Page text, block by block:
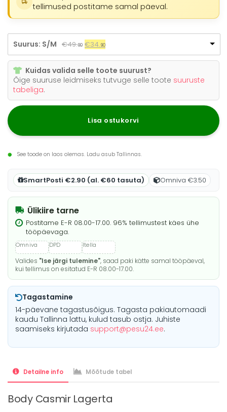
tellimused postitame samal päeval.
Suurus: S/M €49.90 Algne
hind
oli:
€49.90.
€34.90Praegune
hind
on:
€34.90.
Kuidas valida selle toote suurust?
Õige suuruse leidmiseks tutvuge selle toote suuruste
tabeliga.
Lisa ostukorvi
See toode on laos olemas. Ladu asub Tallinnas.
SmartPosti €2.90 (al. €60 tasuta) Omniva €3.50
Ülikiire tarne
Postitame E-R 08.00-17.00. 96% tellimustest käes ühe
tööpäevaga.
Valides "Ise järgi tulemine", saad paki kätte samal tööpäeval,
kui tellimus on esitatud E-R 08.00-17.00.
Tagastamine
14-päevane tagastusõigus. Tagasta pakiautomaadi
kaudu Tallinna lattu, kulud tasub ostja. Juhiste
saamiseks kirjutada support@pesu24.ee.
Detailne info Mõõtude tabel
Body Casmir Lagerta